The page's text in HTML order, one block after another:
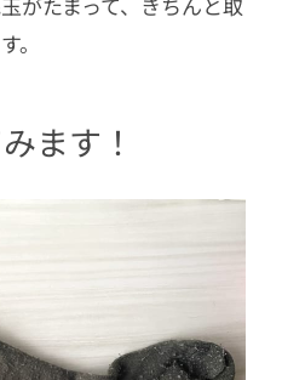
。
ます！